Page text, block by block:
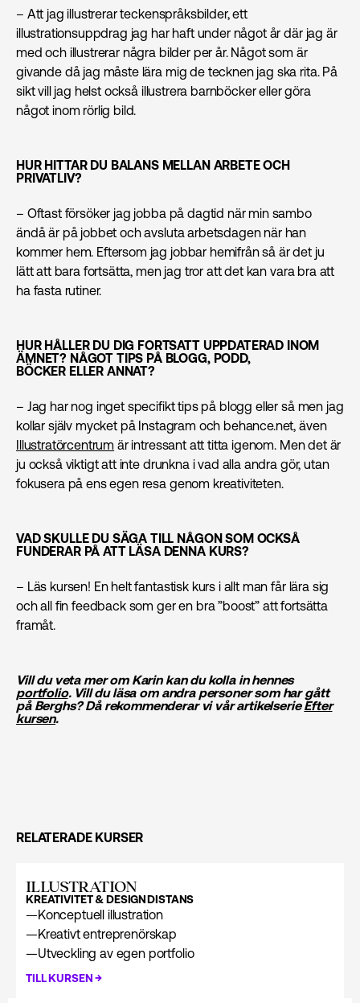
– Att jag illustrerar teckenspråksbilder, ett
illustrationsuppdrag jag har haft under något år där jag är
med och illustrerar några bilder per år. Något som är
givande då jag måste lära mig de tecknen jag ska rita. På
sikt vill jag helst också illustrera barnböcker eller göra
något inom rörlig bild.
HUR HITTAR DU BALANS MELLAN ARBETE OCH
PRIVATLIV?
– Oftast försöker jag jobba på dagtid när min sambo
ändå är på jobbet och avsluta arbetsdagen när han
kommer hem. Eftersom jag jobbar hemifrån så är det ju
lätt att bara fortsätta, men jag tror att det kan vara bra att
ha fasta rutiner.
HUR HÅLLER DU DIG FORTSATT UPPDATERAD INOM
ÄMNET? NÅGOT TIPS PÅ BLOGG, PODD,
BÖCKER ELLER ANNAT?
– Jag har nog inget specifikt tips på blogg eller så men jag
kollar själv mycket på Instagram och behance.net, även
Illustratörcentrum är intressant att titta igenom. Men det är
ju också viktigt att inte drunkna i vad alla andra gör, utan
fokusera på ens egen resa genom kreativiteten.
VAD SKULLE DU SÄGA TILL NÅGON SOM OCKSÅ
FUNDERAR PÅ ATT LÄSA DENNA KURS?
– Läs kursen! En helt fantastisk kurs i allt man får lära sig
och all fin feedback som ger en bra ”boost” att fortsätta
framåt.
Vill du veta mer om Karin kan du kolla in hennes
portfolio. Vill du läsa om andra personer som har gått
på Berghs? Då rekommenderar vi vår artikelserieEfter
kursen.
RELATERADE KURSER
ILLUSTRATION
KREATIVITET & DESIGNDISTANS
—Konceptuell illustration
—Kreativt entreprenörskap
—Utveckling av egen portfolio
TILL KURSEN→